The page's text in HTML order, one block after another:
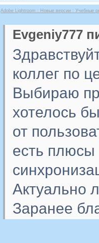
Adobe Lightroom : Новые версии : Учебные
Evgeniy777
коллег по
Выбираю
хотелось
от
есть плюсы
Актуально
Заранее